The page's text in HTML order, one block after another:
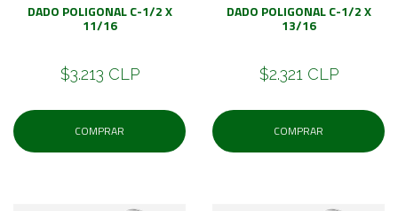
DADO POLIGONAL C-1/2 X
11/16
$3.213 CLP
COMPRAR
DADO POLIGONAL C-1/2 X
13/16
$2.321 CLP
COMPRAR